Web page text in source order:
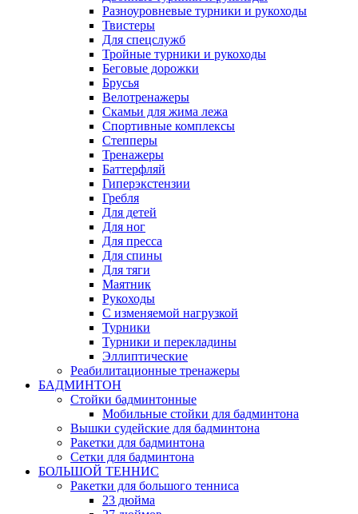
Разноуровневые турники и рукоходы
Твистеры
Для спецслужб
Тройные турники и рукоходы
Беговые дорожки
Брусья
Велотренажеры
Скамьи для жима лежа
Спортивные комплексы
Степперы
Тренажеры
Баттерфляй
Гиперэкстензии
Гребля
Для детей
Для ног
Для пресса
Для спины
Для тяги
Маятник
Рукоходы
С изменяемой нагрузкой
Турники
Турники и перекладины
Эллиптические
Реабилитационные тренажеры
БАДМИНТОН
Стойки бадминтонные
Мобильные стойки для бадминтона
Вышки судейские для бадминтона
Ракетки для бадминтона
Сетки для бадминтона
БОЛЬШОЙ ТЕННИС
Ракетки для большого тенниса
23 дюйма